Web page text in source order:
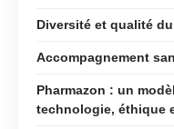
Diversité et qualité
Accompagnement
Pharmazon : un
technologie, éthique